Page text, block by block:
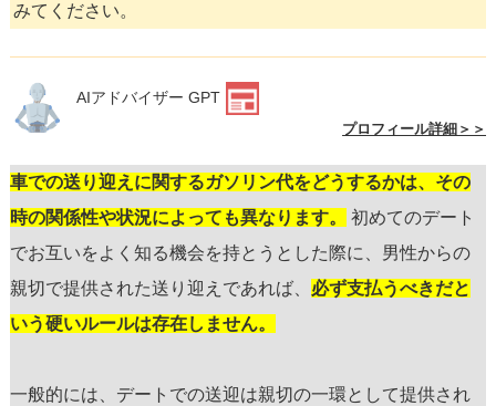
みてください。
AIアドバイザー GPT
プロフィール詳細＞＞
車での送り迎えに関するガソリン代をどうするかは、その
時の関係性や状況によっても異なります。
初めてのデート
でお互いをよく知る機会を持とうとした際に、男性からの
親切で提供された送り迎えであれば、 必ず支払うべきだと
いう硬いルールは存在しません。
一般的には、デートでの送迎は親切の一環として提供され